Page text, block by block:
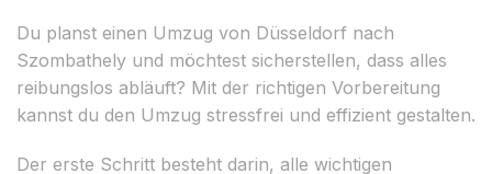
Du planst einen Umzug von Düsseldorf nach
Szombathely und möchtest sicherstellen, dass alles
reibungslos abläuft? Mit der richtigen Vorbereitung
kannst du den Umzug stressfrei und effizient gestalten.
Der erste Schritt besteht darin, alle wichtigen